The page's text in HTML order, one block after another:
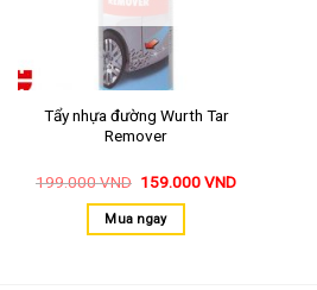
Tẩy nhựa đường Wurth Tar
Remover
199.000VND 159.000VND
Mua ngay